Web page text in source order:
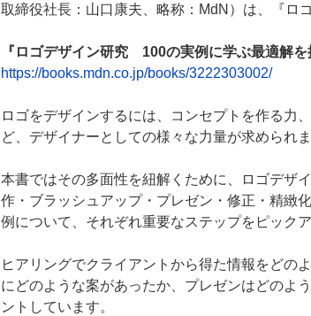
取締役社長：山口康夫、略称：MdN）は、『ロ
『ロゴデザイン研究 100の実例に学ぶ最適解を
https://books.mdn.co.jp/books/3222303002/
ロゴをデザインするには、コンセプトを作る力
ど、デザイナーとしての様々な力量が求められま
本書ではその多面性を紐解くために、ロゴデザ
作・ブラッシュアップ・プレゼン・修正・精緻
例について、それぞれ重要なステップをピック
ヒアリングでクライアントから得た情報をどの
にどのような案があったか、プレゼンはどのよ
ントしています。